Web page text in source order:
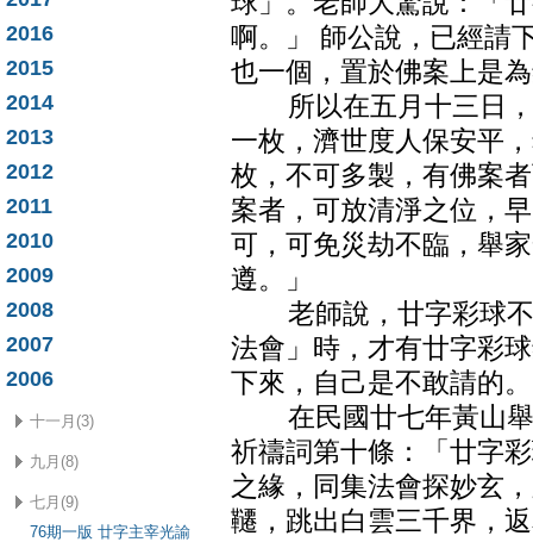
2016
2015
2014
2013
2012
2011
2010
2009
2008
2007
2006
十一月(3)
九月(8)
七月(9)
76期一版 廿字主宰光諭
啊。」 師公說，已經請
也一個，置於佛案上是
所以在五月十三日，
一枚，濟世度人保安平
枚，不可多製，有佛案
案者，可放清淨之位，
可，可免災劫不臨，舉
遵。」
老師說，廿字彩球不
法會」時，才有廿字彩
下來，自己是不敢請的。
在民國廿七年黃山舉
祈禱詞第十條：「廿字
之緣，同集法會探妙玄
韆，跳出白雲三千界，